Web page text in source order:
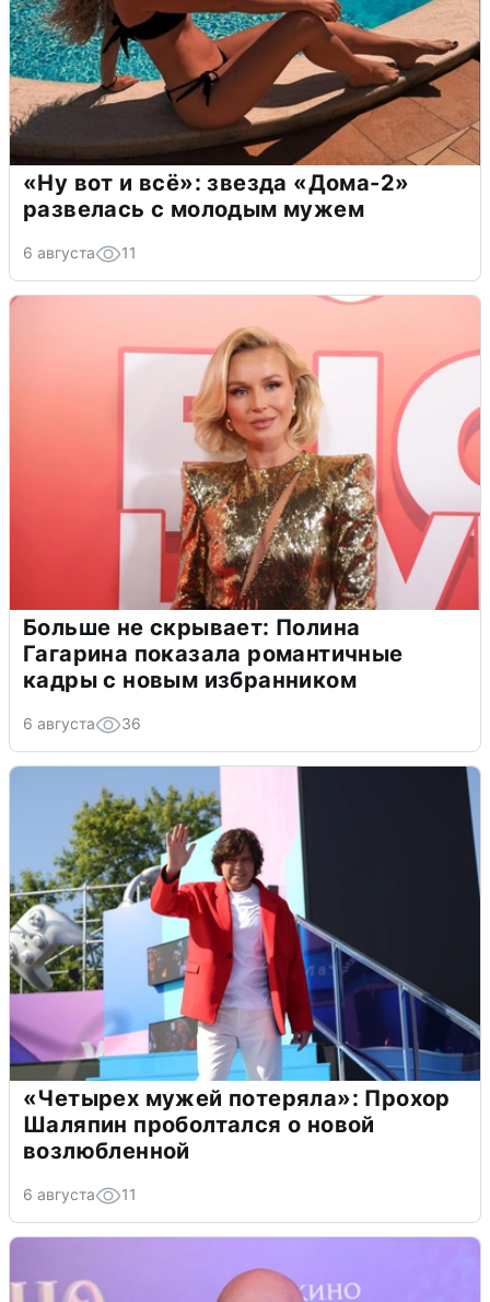
«Ну вот и всё»: звезда «Дома-2»
развелась с молодым мужем
6 августа 11
Больше не скрывает: Полина
Гагарина показала романтичные
кадры с новым избранником
6 августа 36
«Четырех мужей потеряла»: Прохор
Шаляпин проболтался о новой
возлюбленной
6 августа 11